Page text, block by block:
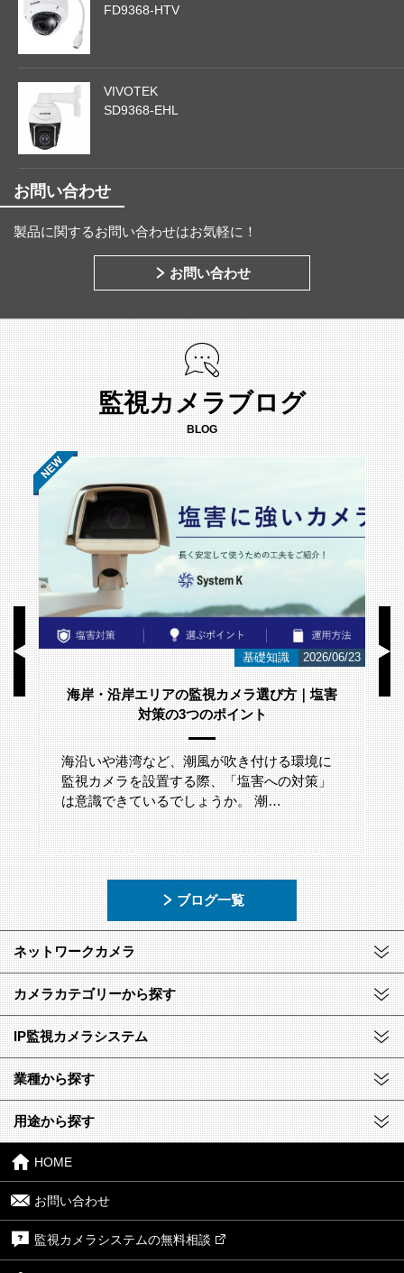
FD9368-HTV
VIVOTEK
SD9368-EHL
お問い合わせ
製品に関するお問い合わせはお気軽に！
お問い合わせ
監視カメラブログ
BLOG
01 基礎知識 2026/06/23
海岸・沿岸エリアの監視カメラ選び方｜塩害
対策の3つのポイント
海沿いや港湾など、潮風が吹き付ける環境に
監視カメラを設置する際、「塩害への対策」
は意識できているでしょうか。 潮…
ブログ一覧
ネットワークカメラ
カメラカテゴリーから探す
IP監視カメラシステム
業種から探す
用途から探す
HOME
お問い合わせ
監視カメラシステムの無料相談